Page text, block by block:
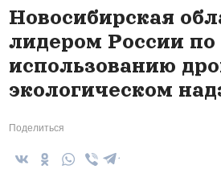
Новосибирская
лидером России по
использованию
экологическом
Поделиться